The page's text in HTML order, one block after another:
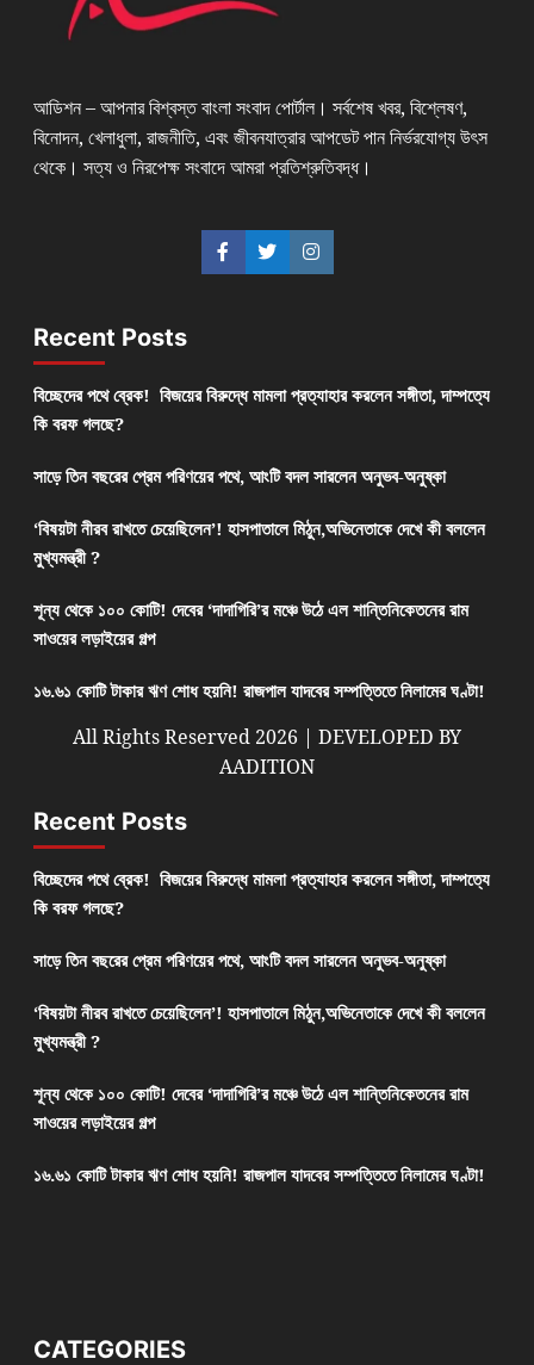
আডিশন – আপনার বিশ্বস্ত বাংলা সংবাদ পোর্টাল। সর্বশেষ খবর, বিশ্লেষণ,
বিনোদন, খেলাধুলা, রাজনীতি, এবং জীবনযাত্রার আপডেট পান নির্ভরযোগ্য উৎস
থেকে। সত্য ও নিরপেক্ষ সংবাদে আমরা প্রতিশ্রুতিবদ্ধ।
Recent Posts
বিচ্ছেদের পথে ব্রেক! বিজয়ের বিরুদ্ধে মামলা প্রত্যাহার করলেন সঙ্গীতা, দাম্পত্যে
কি বরফ গলছে?
সাড়ে তিন বছরের প্রেম পরিণয়ের পথে, আংটি বদল সারলেন অনুভব-অনুষ্কা
‘বিষয়টা নীরব রাখতে চেয়েছিলেন’! হাসপাতালে মিঠুন,অভিনেতাকে দেখে কী বললেন
মুখ্যমন্ত্রী ?
শূন্য থেকে ১০০ কোটি! দেবের ‘দাদাগিরি’র মঞ্চে উঠে এল শান্তিনিকেতনের রাম
সাওয়ের লড়াইয়ের গল্প
১৬.৬১ কোটি টাকার ঋণ শোধ হয়নি! রাজপাল যাদবের সম্পত্তিতে নিলামের ঘণ্টা!
All Rights Reserved 2026 | DEVELOPED BY
AADITION
Recent Posts
বিচ্ছেদের পথে ব্রেক! বিজয়ের বিরুদ্ধে মামলা প্রত্যাহার করলেন সঙ্গীতা, দাম্পত্যে
কি বরফ গলছে?
সাড়ে তিন বছরের প্রেম পরিণয়ের পথে, আংটি বদল সারলেন অনুভব-অনুষ্কা
‘বিষয়টা নীরব রাখতে চেয়েছিলেন’! হাসপাতালে মিঠুন,অভিনেতাকে দেখে কী বললেন
মুখ্যমন্ত্রী ?
শূন্য থেকে ১০০ কোটি! দেবের ‘দাদাগিরি’র মঞ্চে উঠে এল শান্তিনিকেতনের রাম
সাওয়ের লড়াইয়ের গল্প
১৬.৬১ কোটি টাকার ঋণ শোধ হয়নি! রাজপাল যাদবের সম্পত্তিতে নিলামের ঘণ্টা!
CATEGORIES